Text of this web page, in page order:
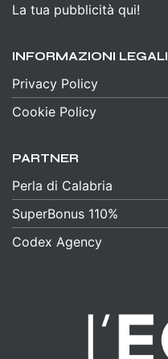
La tua pubblicità qui!
INFORMAZIONI LEGALI
Privacy Policy
Cookie Policy
PARTNER
Perla di Calabria
SuperBonus 110%
Codex Agency